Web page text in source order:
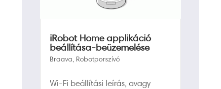
iRobot Home applikáció
beállítása-beüzemelése
Braava, Robotporszívó
Wi-Fi beállítási leírás, avagy